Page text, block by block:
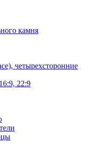
камня
четырехсторонние
22:9